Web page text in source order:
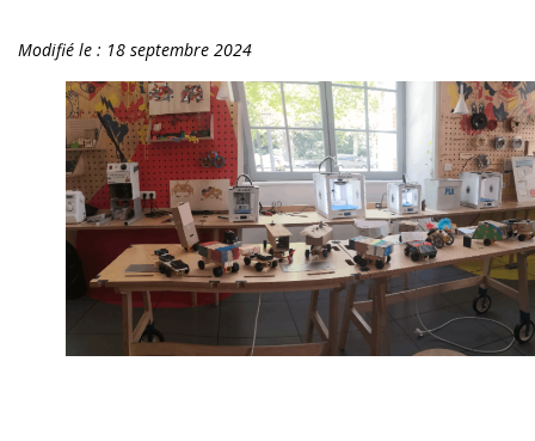
Modifié le : 18 septembre 2024